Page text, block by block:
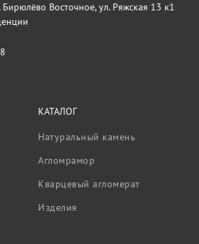
Бирюлёво Восточное, ул. Ряжская 13 к1
КАТАЛОГ
Натуральный камень
Агломрамор
Кварцевый агломерат
Изделия